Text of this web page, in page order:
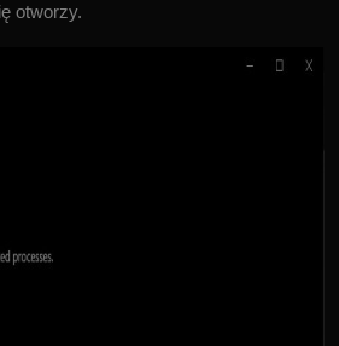
otworzy.